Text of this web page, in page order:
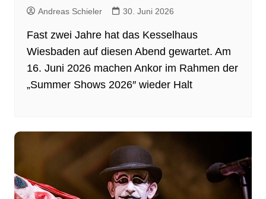
Andreas Schieler 30. Juni 2026
Fast zwei Jahre hat das Kesselhaus
Wiesbaden auf diesen Abend gewartet. Am
16. Juni 2026 machen Ankor im Rahmen der
„Summer Shows 2026″ wieder Halt